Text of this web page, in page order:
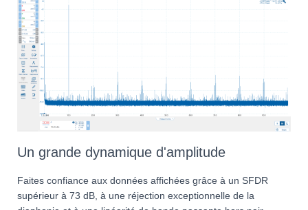
Un grande dynamique d'amplitude
Faites confiance aux données affichées grâce à un SFDR
supérieur à 73 dB, à une réjection exceptionnelle de la